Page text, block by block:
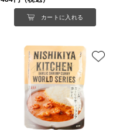
カートに入れる